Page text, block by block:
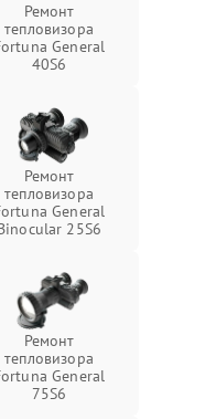
Ремонт
тепловизора
General
40S6
Ремонт
тепловизора
General
25S6
Ремонт
тепловизора
General
75S6